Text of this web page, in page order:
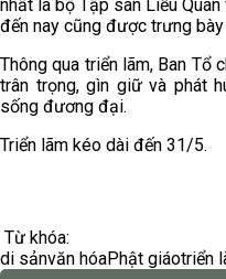
nhất là bộ Tập san Liễu
đến nay cũng được trưng bày
Thông qua triển lãm, Ban Tổ
trân trọng, gìn giữ và phát
sống đương đại.
Triển lãm kéo dài đến 31/5.
Từ khóa:
di sảnvăn hóaPhật giáotriển